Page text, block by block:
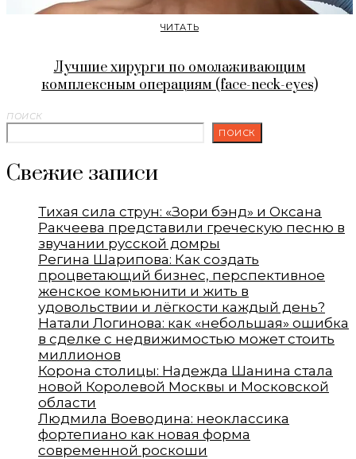
ЧИТАТЬ
Лучшие хирурги по омолаживающим
комплексным операциям (face-neck-eyes)
ПОИСК
ПОИСК
Свежие записи
Тихая сила струн: «Зори бэнд» и Оксана
Ракчеева представили греческую песню в
звучании русской домры
Регина Шарипова: Как создать
процветающий бизнес, перспективное
женское комьюнити и жить в
удовольствии и лёгкости каждый день?
Натали Логинова: как «небольшая» ошибка
в сделке с недвижимостью может стоить
миллионов
Корона столицы: Надежда Шанина стала
новой Королевой Москвы и Московской
области
Людмила Воеводина: неоклассика
фортепиано как новая форма
современной роскоши